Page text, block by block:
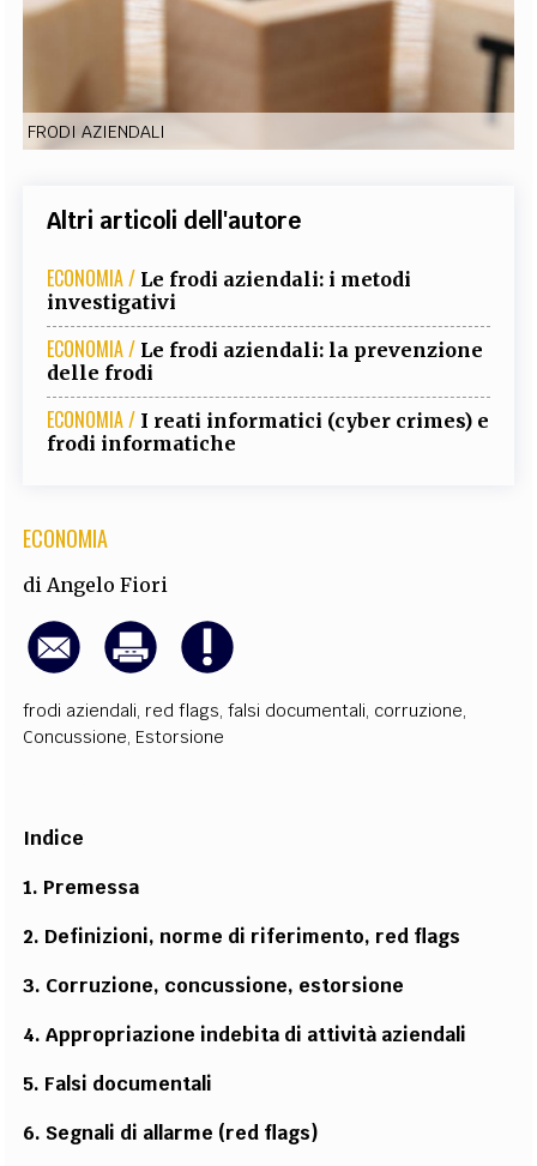
EXTRA
RUBRICHE PUBBLICITÀ
SOCIAL MEDIA
FRODI AZIENDALI
Altri articoli dell'autore
ECONOMIA / Le frodi aziendali: i metodi
investigativi
ECONOMIA / Le frodi aziendali: la prevenzione
delle frodi
ECONOMIA / I reati informatici (cyber crimes) e
frodi informatiche
ECONOMIA
di Angelo Fiori
frodi aziendali, red flags,falsi documentali, corruzione,
Concussione, Estorsione
Indice
1. Premessa
2. Definizioni, norme di riferimento, red flags
3. Corruzione, concussione, estorsione
4. Appropriazione indebita di attività aziendali
5. Falsi documentali
6. Segnali di allarme (red flags)